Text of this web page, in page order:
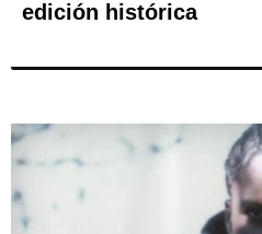
edición histórica